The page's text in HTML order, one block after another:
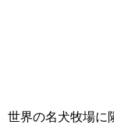
世界の名犬牧場に